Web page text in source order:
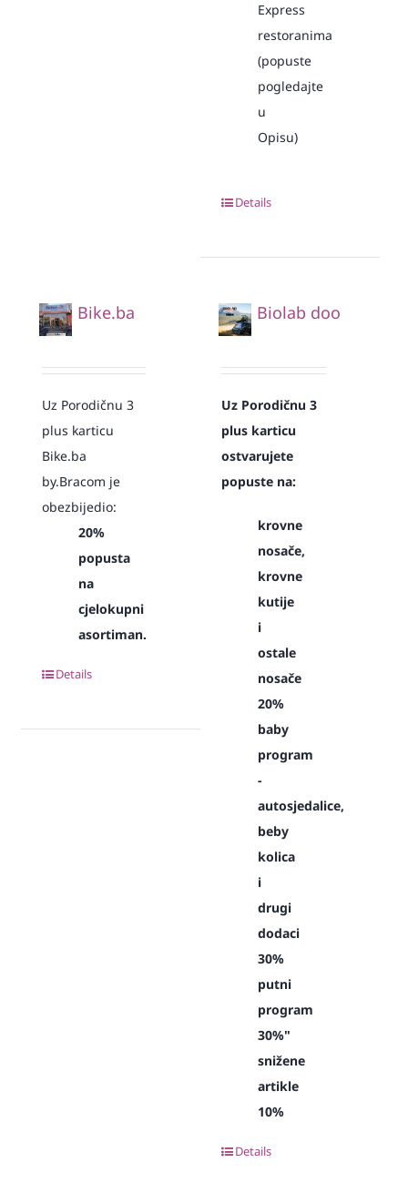
Express
restoranima
(popuste
pogledajte
u
Opisu)
Details
Bike.ba
Uz Porodičnu 3
plus karticu
Bike.ba
by.Bracom je
obezbijedio:
20%
popusta
na
cjelokupni
asortiman.
Details
Biolab doo
Uz Porodičnu 3
plus karticu
ostvarujete
popuste na:
krovne
nosače,
krovne
kutije
i
ostale
nosače
20%
baby
program
-
autosjedalice,
beby
kolica
i
drugi
dodaci
30%
putni
program
30%"
snižene
artikle
10%
Details